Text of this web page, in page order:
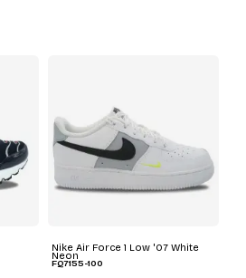
Nike Air Force 1 Low '07 White
Neon
FQ7155-100